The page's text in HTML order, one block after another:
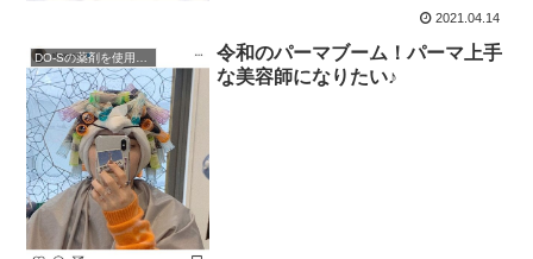
2021.04.14
DO-Sの薬剤を使用したい
令和のパーマブーム！パーマ上手
な美容師になりたい♪